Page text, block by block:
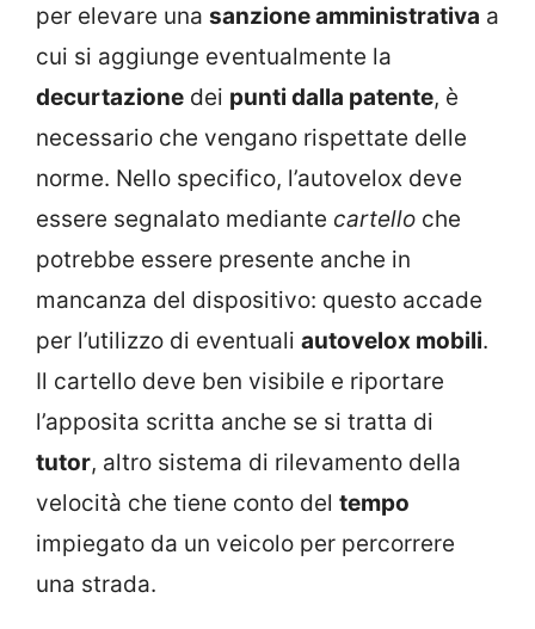
per elevare una sanzione amministrativa a
cui si aggiunge eventualmente la
decurtazione dei punti dalla patente, è
necessario che vengano rispettate delle
norme. Nello specifico, l’autovelox deve
essere segnalato mediante cartello che
potrebbe essere presente anche in
mancanza del dispositivo: questo accade
per l’utilizzo di eventuali autovelox mobili.
Il cartello deve ben visibile e riportare
l’apposita scritta anche se si tratta di
tutor, altro sistema di rilevamento della
velocità che tiene conto del tempo
impiegato da un veicolo per percorrere
una strada.